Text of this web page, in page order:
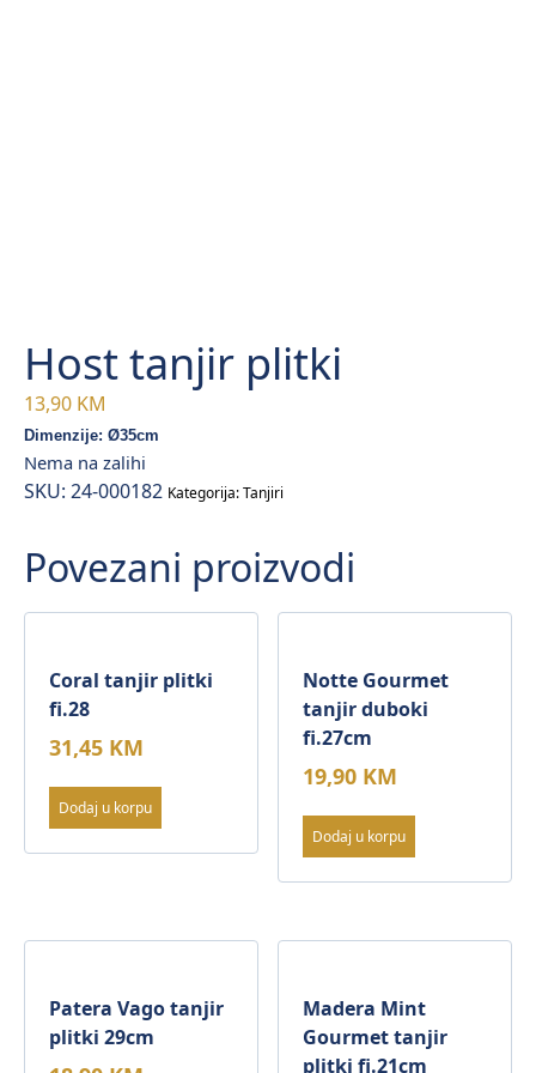
Host tanjir plitki
13,90 KM
Dimenzije: Ø35cm
Nema na zalihi
SKU: 24-000182 Kategorija:Tanjiri
Povezani proizvodi
Coral tanjir plitki
fi.28
31,45 KM
Dodaj u korpu
Notte Gourmet
tanjir duboki
fi.27cm
19,90 KM
Dodaj u korpu
Patera Vago tanjir
plitki 29cm
Madera Mint
Gourmet tanjir
plitki fi.21cm